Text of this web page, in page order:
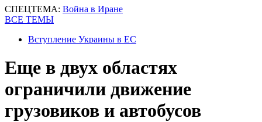
СПЕЦТЕМА: Война в Иране
ВСЕ ТЕМЫ
Вступление Украины в ЕС
Еще в двух областях
ограничили движение
грузовиков и автобусов